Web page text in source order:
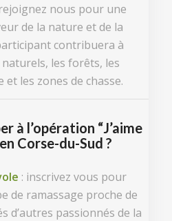
nous pour une
de la nature et de la
contribuera à
les forêts, les
les zones de chasse.
à l’opération “J’aime
Corse-du-Sud ?
: inscrivez vous pour
de ramassage proche de
d’autres passionnés de la